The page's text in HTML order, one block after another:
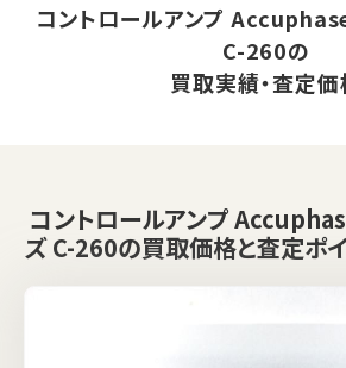
コントロールアンプ
C-260の
買取実績・査定価
コントロールアンプ
ズ C-260の買取価格と査定ポ